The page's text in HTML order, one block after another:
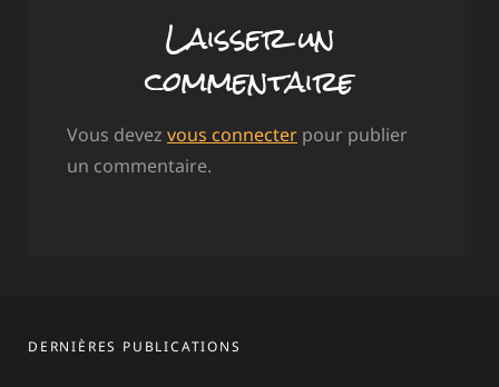
Laisser un
commentaire
Vous devez vous connecter pour publier
un commentaire.
DERNIÈRES PUBLICATIONS